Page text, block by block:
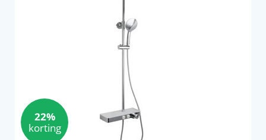
22%
korting